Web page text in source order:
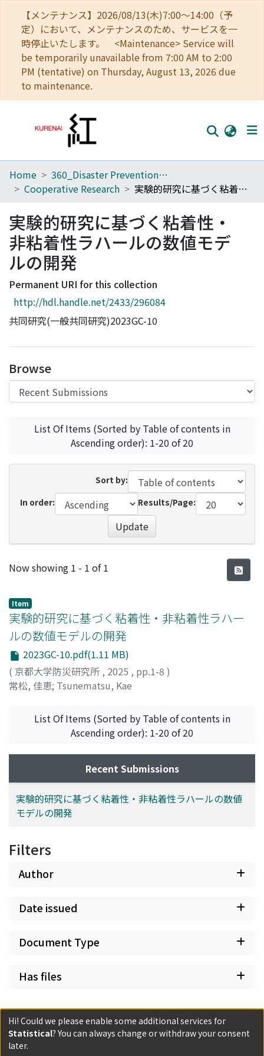
【メンテナンス】2026/08/13(木)7:00～14:00（予
定）において、メンテナンスのため、サービスを一
時停止いたします。 <Maintenance> Service will
be temporarily unavailable from 7:00 AM to 2:00
PM (tentative) on Thursday, August 13, 2026 due
to maintenance.
Home
Browse
Download Ranking
Access Statistics
Library Network
Home
360_Disaster Prevention Research Institute
Cooperative Research
実験的研究に基づく粘着性・非粘着性ラハールの数値モデルの開発
実験的研究に基づく粘着性・
非粘着性ラハールの数値モデ
ルの開発
Permanent URI for this collection
http://hdl.handle.net/2433/296084
共同研究(一般共同研究)2023GC-10
Browse
List Of Items (Sorted by Table of contents in
Ascending order): 1-20 of 20
Sort by:
In order:
Results/Page:
Update
Recent Submissions
Now showing 1 - 1 of 1
Item
実験的研究に基づく粘着性・非粘着性ラハー
ルの数値モデルの開発
2023GC-10.pdf(1.11 MB)
( 京都大学防災研究所 , 2025 , pp.1-8 )
常松, 佳恵; Tsunematsu, Kae
List Of Items (Sorted by Table of contents in
Ascending order): 1-20 of 20
Recent Submissions
実験的研究に基づく粘着性・非粘着性ラハールの数値
モデルの開発
Filters
Author
Date issued
Document Type
Has files
Hi! Could we please enable some additional services for
Statistical? You can always change or withdraw your consent
later.